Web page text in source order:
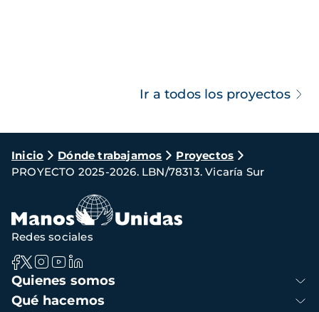
Ir a todos los proyectos
Ruta
de
navegación
Inicio Dónde trabajamos
Proyectos
PROYECTO 2025-2026. LBN/78313. Vicaría Sur
Navegación
principal
Quienes somos
Qué hacemos
Redes sociales